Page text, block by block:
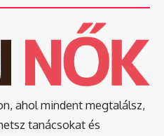
ahol mindent megtalálsz,
tanácsokat és